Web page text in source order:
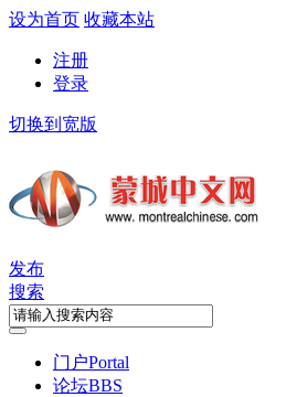
设为首页 收藏本站
注册
登录
切换到宽版
发布
搜索
门户Portal
论坛BBS